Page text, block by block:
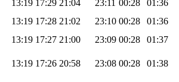
13:19 17:29 21:04 23:11 00:28
01:36
13:19 17:28 21:02 23:10 00:28
01:36
13:19 17:27 21:00 23:09 00:28
01:37
13:19 17:26 20:58 23:08 00:28
01:38